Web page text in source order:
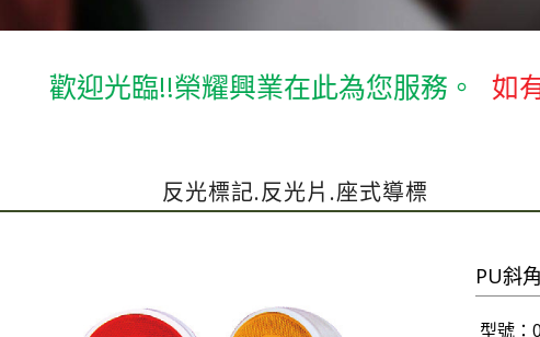
歡迎光臨!!榮耀興業在此為您服務。 如有詢
反光標記.反光片.座式導標
PU斜
型號：